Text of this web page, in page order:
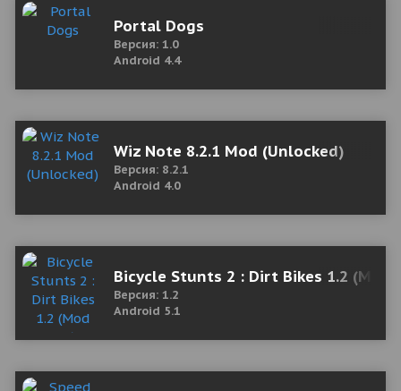
Portal Dogs
Версия: 1.0
Android 4.4
Wiz Note 8.2.1 Mod (Unlocked)
Версия: 8.2.1
Android 4.0
Bicycle Stunts 2 : Dirt Bikes 1.2 (Mod
Версия: 1.2
Android 5.1